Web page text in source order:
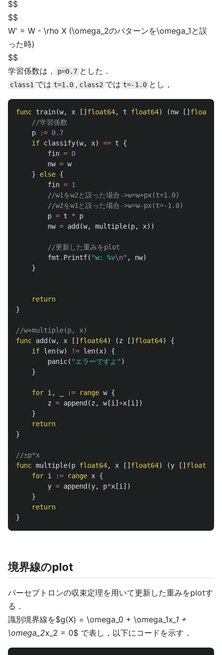
$$
$$
W' = W - \rho X (\omega_2のパターンを\omega_1と誤
った時)
$$
学習係数は，
p=0.7 とした．
class1 では t=1.0 , class2 では t=-1.0 とし，
func train(w, x [] float64, t float64) (nw [] float64
//学習係数
p
:= 0.7
if classify(w, x) == t
{
fin = 0
nw = w
}
else {
fin = 1
//w1をw2と誤った場合->w=w+px(t=1.0)
//w2をw1と誤った場合->w=w-px(t=-1.0)
p = t *
p
nw = add (w, multiple(p, x))
//更新した重みをplot
fmt . Printf( "w: %v\n" , nw)
}
return
}
//w+multiple(p, x)
func add (w, x [] float64) (z [] float64)
{
if len(w) != len(x)
{
panic( "エラーですよ" )
}
for i , := range w {
z = append (z , w[i ] +x [i ])
}
return
}
//±p*x
func multiple(p float64, x [] float64) (y [] float64
for i := range x {
y = append (y, p*x [i ])
}
return
}
境界線のplot
パーセプトロンの収束定理を用いて更新した重みをplotす
る．
識別境界線を$g(X) = \omega_0 + \omega_1x_1 +
\omega_2x_2 = 0$ で表し，以下にコードを示す．